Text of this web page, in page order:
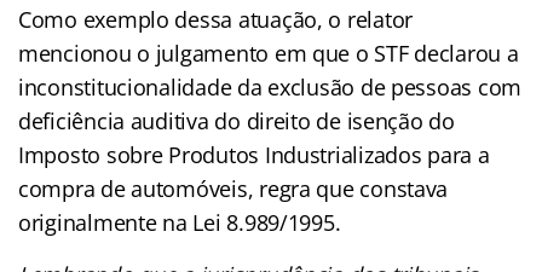
Como exemplo dessa atuação, o relator
mencionou o julgamento em que o STF declarou a
inconstitucionalidade da exclusão de pessoas com
deficiência auditiva do direito de isenção do
Imposto sobre Produtos Industrializados para a
compra de automóveis, regra que constava
originalmente na Lei 8.989/1995.